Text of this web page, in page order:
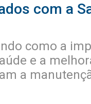
com a
como a
e a
a